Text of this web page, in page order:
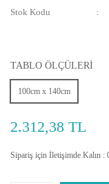
Stok Kodu
TABLO ÖLÇÜLERİ
100cm x 140cm
2.312,38 TL
Sipariş için İletişimde Kalın :